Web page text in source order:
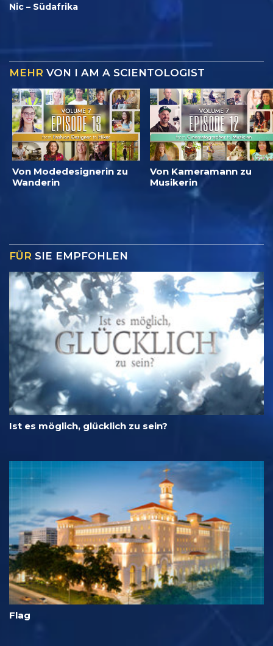
Nic – Südafrika
MEHR VON I AM A SCIENTOLOGIST
Von Modedesignerin zu
Wanderin
Von Kameramann zu
Musikerin
FÜR SIE EMPFOHLEN
Ist es möglich, glücklich zu sein?
Flag